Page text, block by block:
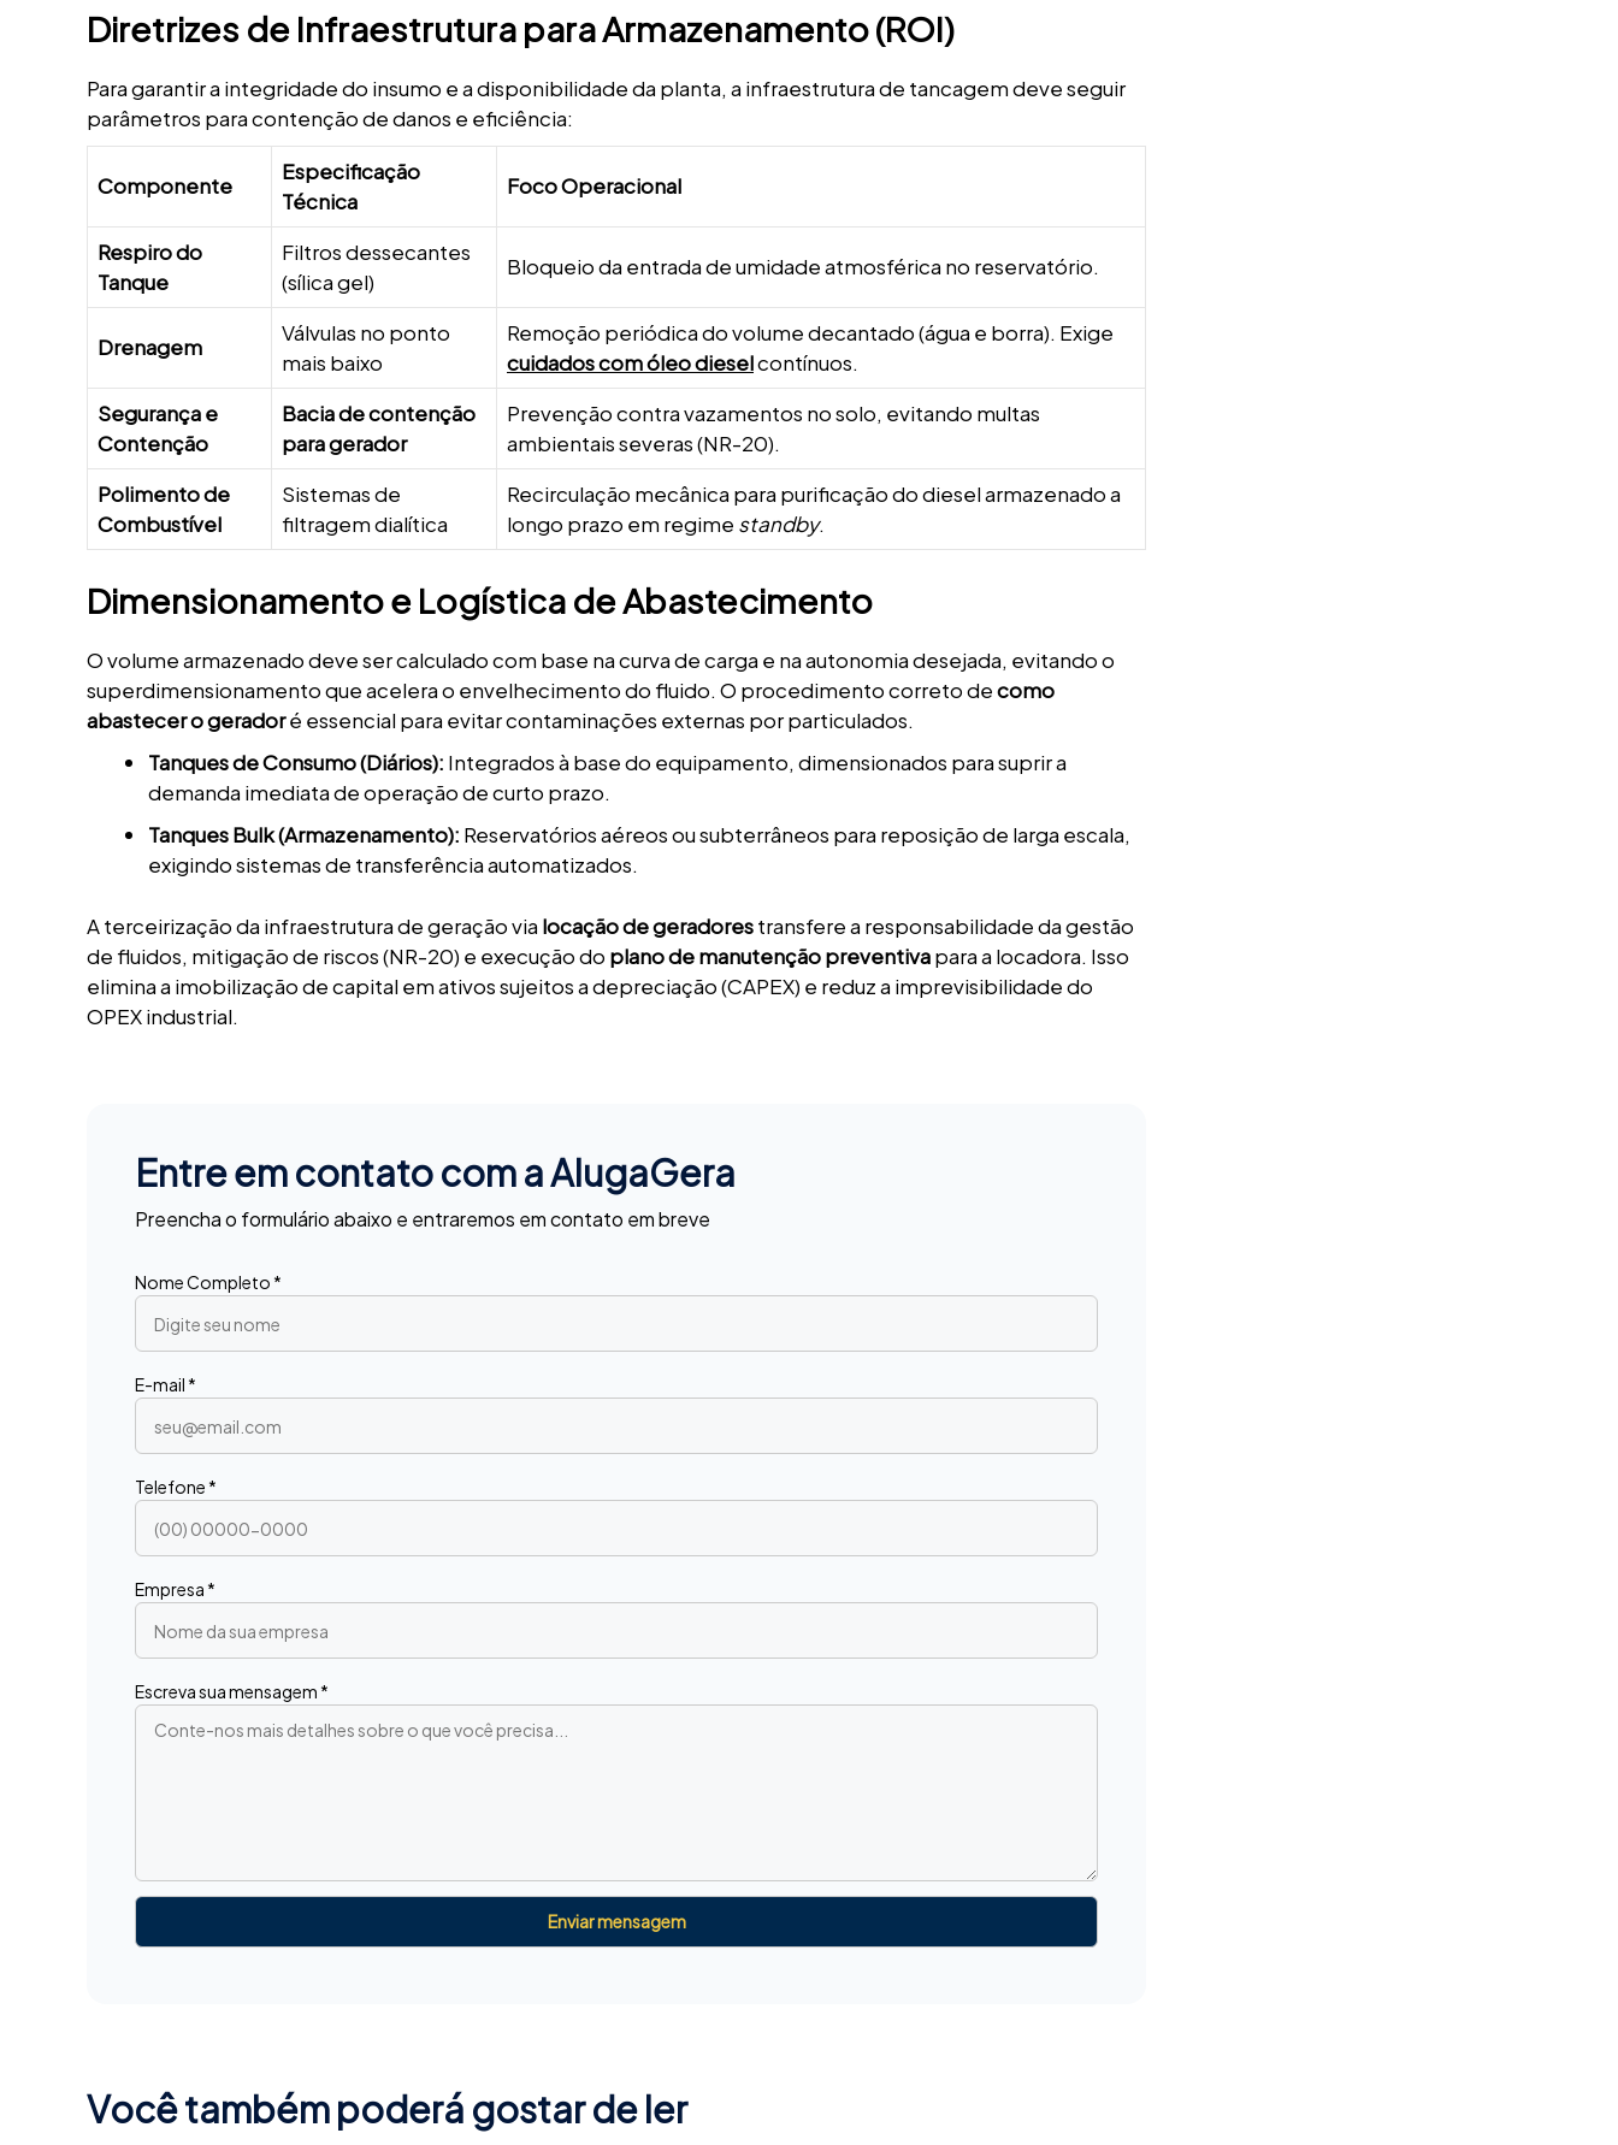
Diretrizes de Infraestrutura para Armazenamento (ROI)
Para garantir a integridade do insumo e a disponibilidade da planta, a infraestrutura de tancagem deve seguir
parâmetros para contenção de danos e eficiência:
Componente
Especificação
Técnica
Foco Operacional
Respiro do
Tanque
Filtros dessecantes
(sílica gel)
Bloqueio da entrada de umidade atmosférica no reservatório.
Drenagem
Válvulas no ponto
mais baixo
Remoção periódica do volume decantado (água e borra). Exige
cuidados com óleo dieselcontínuos.
Segurança e
Contenção
Bacia de contenção
para gerador
Prevenção contra vazamentos no solo, evitando multas
ambientais severas (NR-20).
Polimento de
Combustível
Sistemas de
filtragem dialítica
Recirculação mecânica para purificação do diesel armazenado a
longo prazo em regime standby.
Dimensionamento e Logística de Abastecimento
O volume armazenado deve ser calculado com base na curva de carga e na autonomia desejada, evitando o
superdimensionamento que acelera o envelhecimento do fluido. O procedimento correto decomo
abastecer o geradoré essencial para evitar contaminações externas por particulados.
Tanques de Consumo (Diários): Integrados à base do equipamento, dimensionados para suprir a
demanda imediata de operação de curto prazo.
Tanques Bulk (Armazenamento): Reservatórios aéreos ou subterrâneos para reposição de larga escala,
exigindo sistemas de transferência automatizados.
A terceirização da infraestrutura de geração via locação de geradorestransfere a responsabilidade da gestão
de fluidos, mitigação de riscos (NR-20) e execução do plano de manutenção preventivapara a locadora. Isso
elimina a imobilização de capital em ativos sujeitos a depreciação (CAPEX) e reduz a imprevisibilidade do
OPEX industrial.
Entre em contato com a AlugaGera
Preencha o formulário abaixo e entraremos em contato em breve
Nome Completo *
E-mail *
Telefone *
Empresa *
Escreva sua mensagem *
Você também poderá gostar de ler